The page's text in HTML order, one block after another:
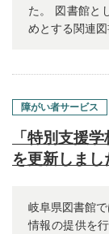
た。 図書館と
めとする関連
障がい者サービス
「特別支援
を更新しまし
岐阜県図書館
情報の提供を